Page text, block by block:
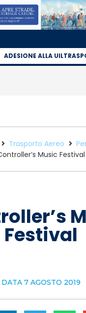
ADESIONE ALLA
Trasporto Aereo
Music Festival
Festival
DATA 7 AGOSTO 2019